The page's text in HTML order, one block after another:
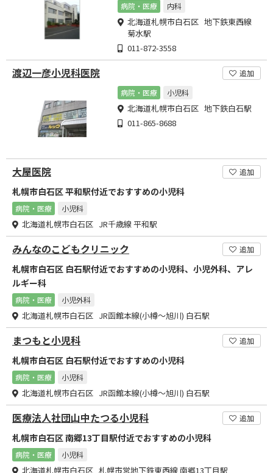
病院・医療 内科
北海道札幌市白石区 地下鉄東西線
菊水駅
011-872-3558
渡辺一彦小児科医院
追加
病院・医療
小児科
北海道札幌市白石区 地下鉄白石駅
011-865-8688
大屋医院 追加
札幌市白石区 平和駅付近でおすすめの小児科
病院・医療 小児科
北海道札幌市白石区 JR千歳線 平和駅
みんなのこどもクリニック 追加
札幌市白石区 白石駅付近でおすすめの小児科、小児外科、アレ
ルギー科
病院・医療 小児外科
北海道札幌市白石区 JR函館本線(小樽～旭川) 白石駅
まつもと小児科 追加
札幌市白石区 白石駅付近でおすすめの小児科
病院・医療 小児科
北海道札幌市白石区 JR函館本線(小樽～旭川) 白石駅
医療法人社団山中たつる小児科 追加
札幌市白石区 南郷13丁目駅付近でおすすめの小児科
病院・医療 小児科
北海道札幌市白石区 札幌市営地下鉄東西線 南郷13丁目駅